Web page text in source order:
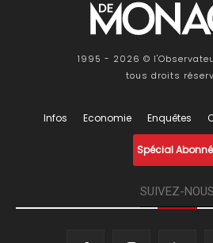
1995 - 2026 ©
tous droits
Infos Economie Enquêtes
Spécial
SUIVEZ-NOUS